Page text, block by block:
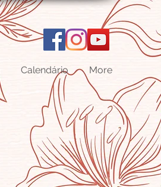
Calendário More